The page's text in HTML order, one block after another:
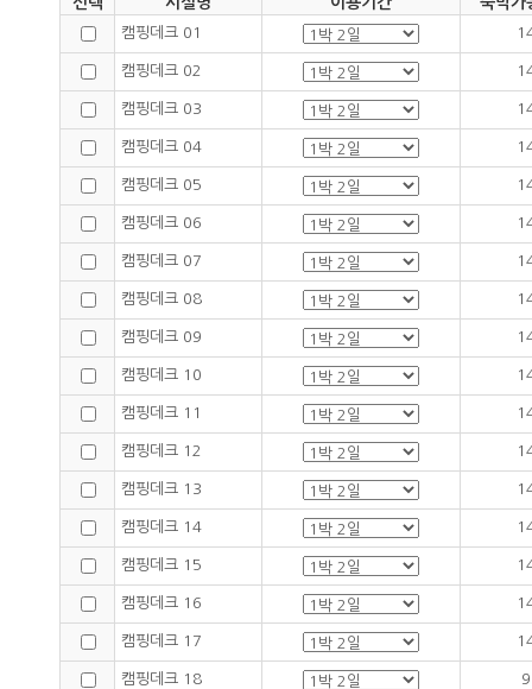
캠핑데크 01
캠핑데크 02
캠핑데크 03
캠핑데크 04
캠핑데크 05
캠핑데크 06
캠핑데크 07
캠핑데크 08
캠핑데크 09
캠핑데크 10
캠핑데크 11
캠핑데크 12
캠핑데크 13
캠핑데크 14
캠핑데크 15
캠핑데크 16
캠핑데크 17
캠핑데크 18 9